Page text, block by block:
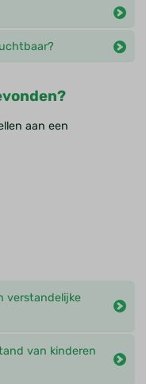
aan een
verstandelijke
van kinderen